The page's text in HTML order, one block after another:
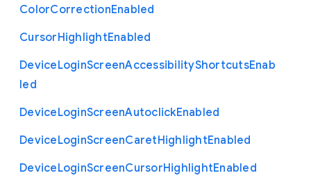
ColorCorrectionEnabled
CursorHighlightEnabled
DeviceLoginScreenAccessibilityShortcutsEnab
led
DeviceLoginScreenAutoclickEnabled
DeviceLoginScreenCaretHighlightEnabled
DeviceLoginScreenCursorHighlightEnabled